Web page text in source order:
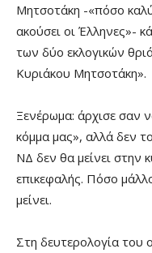
Μητσοτάκη -«πόσο
ακούσει οι Έλληνες»-
των δύο εκλογικών
Κυριάκου Μητσοτάκη».
Ξενέρωμα: άρχισε σαν
κόμμα μας», αλλά δεν
ΝΔ δεν θα μείνει στην
επικεφαλής. Πόσο
μείνει.
Στη δευτερολογία του